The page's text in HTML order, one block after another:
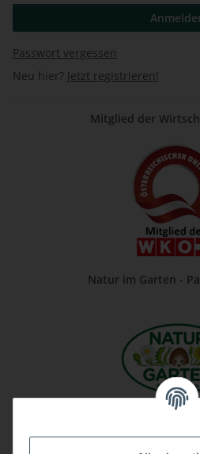
Passwort vergessen
Neu hier? Jetzt registrieren!
Mitglied der
Natur im Garten -
Unsere Firma